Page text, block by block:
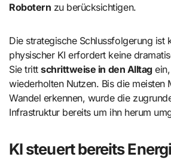
Robotern zu berücksichtigen.
Die strategische Schlussfolgerung ist
physischer KI erfordert keine
Sie trittschrittweise in den Alltagein,
wiederholten Nutzen. Bis die meisten
Wandel erkennen, wurde die
Infrastruktur bereits um ihn herum
KI steuert bereits